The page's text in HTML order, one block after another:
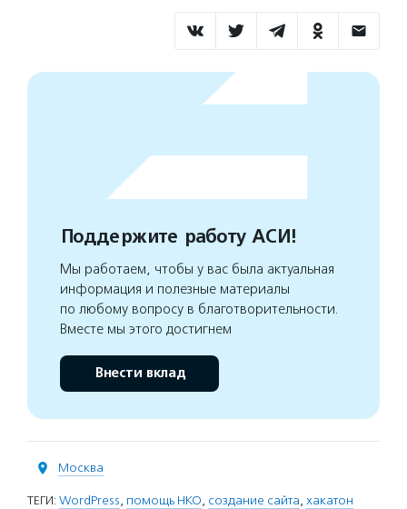
Поддержите работу АСИ!
Мы работаем, чтобы у вас была актуальная
информация и полезные материалы
по любому вопросу в благотворительности.
Вместе мы этого достигнем
Внести вклад
Москва
ТЕГИ: WordPress, помощь НКО, создание сайта, хакатон